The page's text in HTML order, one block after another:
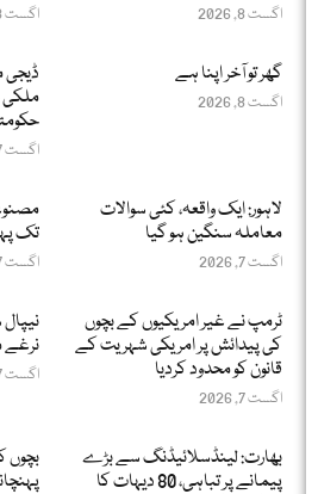
اگست 8, 2026 اگست 8, 2026
گھر تو آخر اپنا ہے
اگست 8, 2026
ملکی
اگست 7, 2026
لاہور: ایک واقعہ، کئی سوالات
معاملہ سنگین ہو گیا
اگست 7, 2026
تک
اگست 7, 2026
ٹرمپ نے غیر امریکیوں کے بچوں
کی پیدائش پر امریکی شہریت کے
قانون کو محدود کردیا
اگست 7, 2026
نرغے
اگست 7, 2026
بھارت: لینڈسلائیڈنگ سے بڑے
پیمانے پر تباہی، 80 دیہات کا
بچوں